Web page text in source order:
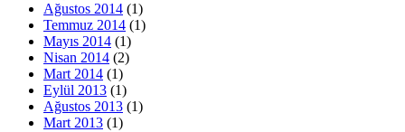
Ağustos 2014 (1)
Temmuz 2014 (1)
Mayıs 2014 (1)
Nisan 2014 (2)
Mart 2014 (1)
Eylül 2013 (1)
Ağustos 2013 (1)
Mart 2013 (1)